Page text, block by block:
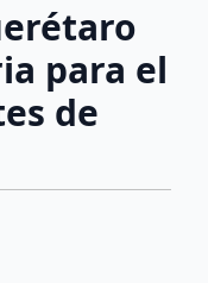
para el
de